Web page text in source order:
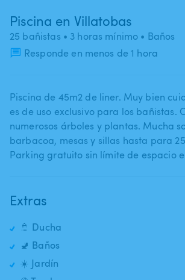
(hasta 25 personas)
Piscina en Villatobas
25 bañistas • 3 horas mínimo • Baños
Responde en menos de 1 hora
Piscina de 45m2 de liner. Muy bien
es de uso exclusivo para los bañistas.
numerosos árboles y plantas. Mucha
barbacoa​,​ mesas y sillas hasta para
Parking gratuito sin límite de espacio
Extras
🚿 Ducha
🚽 Baños
☀️ Jardín